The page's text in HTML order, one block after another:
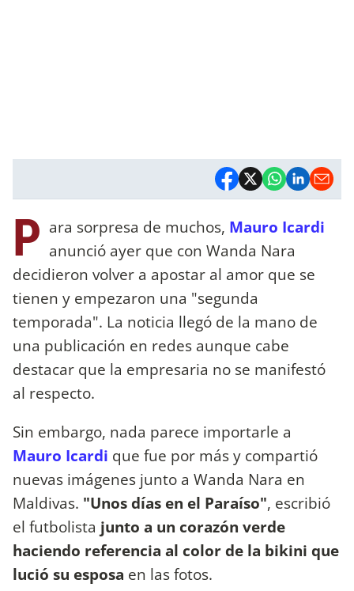
P ara sorpresa de muchos, Mauro Icardi
anunció ayer que con Wanda Nara
decidieron volver a apostar al amor que se
tienen y empezaron una "segunda
temporada". La noticia llegó de la mano de
una publicación en redes aunque cabe
destacar que la empresaria no se manifestó
al respecto.
Sin embargo, nada parece importarle a
Mauro Icardi que fue por más y compartió
nuevas imágenes junto a Wanda Nara en
Maldivas. "Unos días en el Paraíso", escribió
el futbolista junto a un corazón verde
haciendo referencia al color de la bikini que
lució su esposa en las fotos.